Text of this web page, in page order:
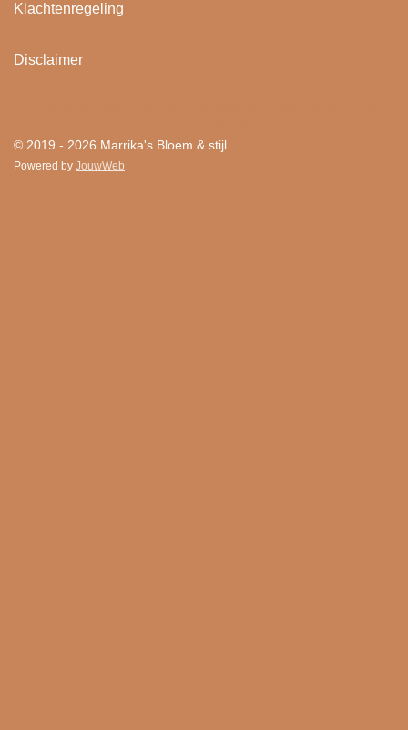
Klachtenregeling
Disclaimer
© 2019 - 2026 Marrika's Bloem & stijl
Powered by JouwWeb